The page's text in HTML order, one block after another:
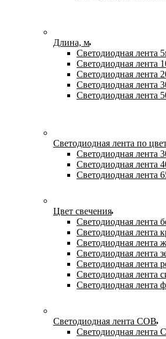
Длина, м
Светодиодная лента
Светодиодная лента
Светодиодная лента
Светодиодная лента
Светодиодная лента
Светодиодная лента по
Светодиодная лента
Светодиодная лента
Светодиодная лента
Цвет свечения
Светодиодная лента
Светодиодная лента
Светодиодная лента
Светодиодная лента
Светодиодная лента
Светодиодная лента
Светодиодная лента
Светодиодная лента COB
Светодиодная лента